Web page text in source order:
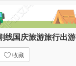
线国庆旅游旅行出游
收藏